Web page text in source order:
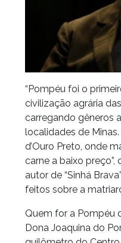
“Pompéu foi o
civilização agrária
carregando gêneros
localidades de
d’Ouro Preto, onde
carne a baixo
autor de “Sinhá
feitos sobre a
Quem for a Pompéu
Dona Joaquina do